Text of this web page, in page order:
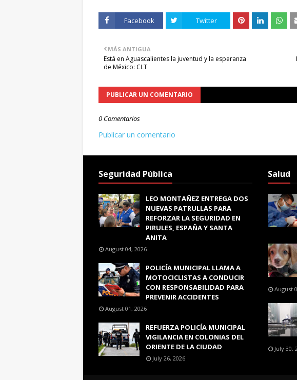
Facebook Twitter
MÁS ANTIGUA
Está en Aguascalientes la juventud y la esperanza
de México: CLT
PUBLICAR UN COMENTARIO
0 Comentarios
Publicar un comentario
Seguridad Pública
LEO MONTAÑEZ ENTREGA DOS
NUEVAS PATRULLAS PARA
REFORZAR LA SEGURIDAD EN
PIRULES, ESPAÑA Y SANTA
ANITA
August 04, 2026
POLICÍA MUNICIPAL LLAMA A
MOTOCICLISTAS A CONDUCIR
CON RESPONSABILIDAD PARA
PREVENIR ACCIDENTES
August 01, 2026
REFUERZA POLICÍA MUNICIPAL
VIGILANCIA EN COLONIAS DEL
ORIENTE DE LA CIUDAD
July 26, 2026
Salud
August
July 30,